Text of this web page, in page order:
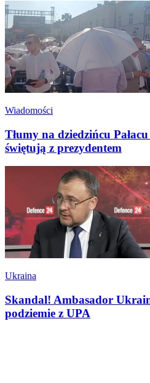
Wiadomości
Tłumy na dziedzińcu
świętują z prezydentem
Ukraina
Skandal! Ambasador
podziemie z UPA